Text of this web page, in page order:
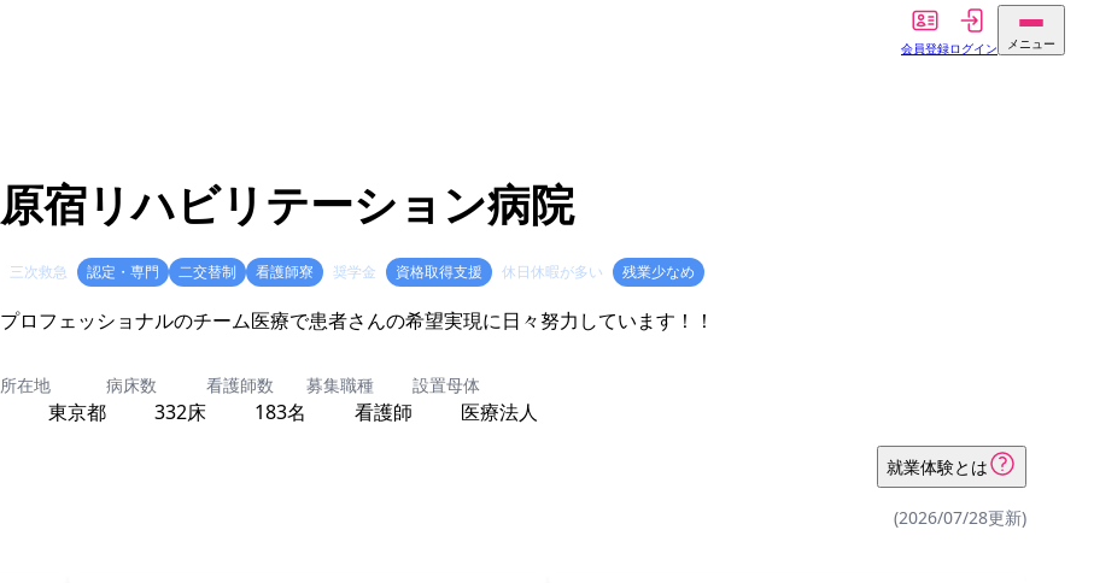
会員登録ログイン メニュー
原宿リハビリテーション病院
三次救急 認定・専門 二交替制 看護師寮 奨学金 資格取得支援 休日休暇が多い 残業少なめ
プロフェッショナルのチーム医療で患者さんの希望実現に日々努力しています！！
所在地
東京都
病床数
332床
看護師数
183名
募集職種
看護師
設置母体
医療法人
就業体験とは
(2026/07/28更新)